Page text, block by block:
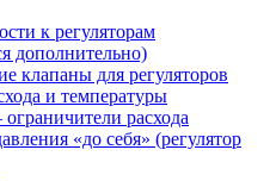
к регуляторам
дополнительно)
клапаны для регуляторов
и температуры
расхода
«до себя» (регулятор